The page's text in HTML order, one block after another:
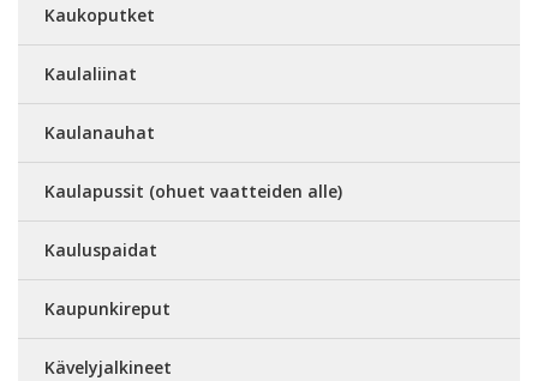
Kaukoputket
Kaulaliinat
Kaulanauhat
Kaulapussit (ohuet vaatteiden alle)
Kauluspaidat
Kaupunkireput
Kävelyjalkineet